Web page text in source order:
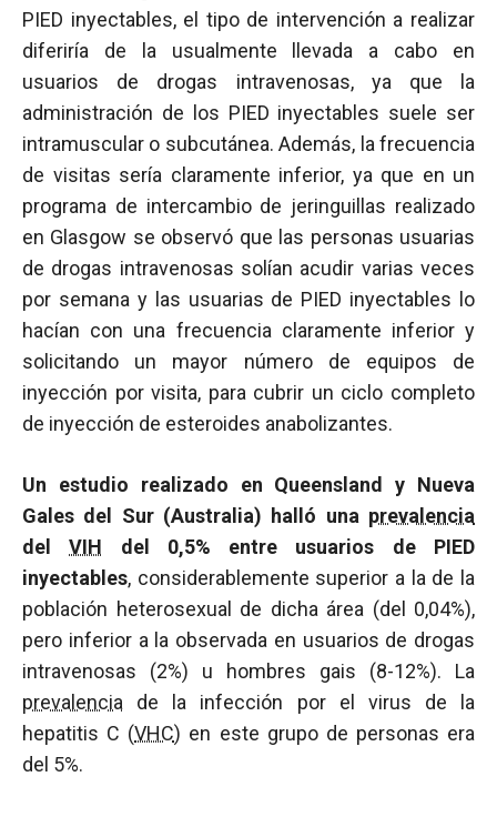
PIED inyectables, el tipo de intervención a realizar
diferiría de la usualmente llevada a cabo en
usuarios de drogas intravenosas, ya que la
administración de los PIED inyectables suele ser
intramuscular o subcutánea. Además, la frecuencia
de visitas sería claramente inferior, ya que en un
programa de intercambio de jeringuillas realizado
en Glasgow se observó que las personas usuarias
de drogas intravenosas solían acudir varias veces
por semana y las usuarias de PIED inyectables lo
hacían con una frecuencia claramente inferior y
solicitando un mayor número de equipos de
inyección por visita, para cubrir un ciclo completo
de inyección de esteroides anabolizantes.
Un estudio realizado en Queensland y Nueva
Gales del Sur (Australia) halló una prevalencia
delVIH del 0,5% entre usuarios de PIED
inyectables, considerablemente superior a la de la
población heterosexual de dicha área (del 0,04%),
pero inferior a la observada en usuarios de drogas
intravenosas (2%) u hombres gais (8-12%). La
prevalencia de la infección por el virus de la
hepatitis C (VHC) en este grupo de personas era
del 5%.